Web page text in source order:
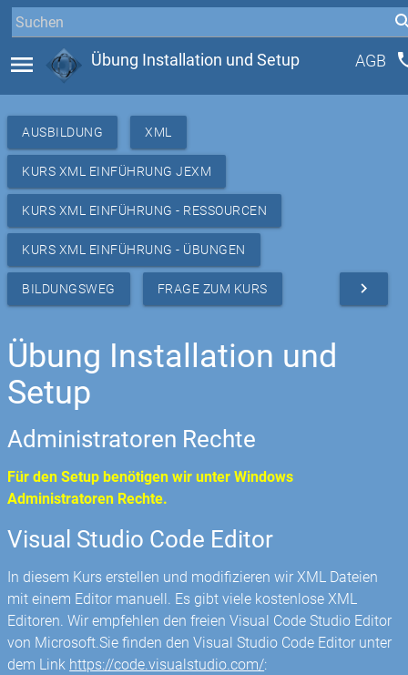
menu Übung Installation und Setup AGB
AUSBILDUNG XML
KURS XML EINFÜHRUNG JEXM
KURS XML EINFÜHRUNG - RESSOURCEN
KURS XML EINFÜHRUNG - ÜBUNGEN
BILDUNGSWEG FRAGE ZUM KURS navigate_next
Übung Installation und
Setup
Administratoren Rechte
Für den Setup benötigen wir unter Windows
Administratoren Rechte.
Visual Studio Code Editor
In diesem Kurs erstellen und modifizieren wir XML Dateien
mit einem Editor manuell. Es gibt viele kostenlose XML
Editoren. Wir empfehlen den freien Visual Code Studio Editor
von Microsoft.Sie finden den Visual Studio Code Editor unter
dem Link https://code.visualstudio.com/: